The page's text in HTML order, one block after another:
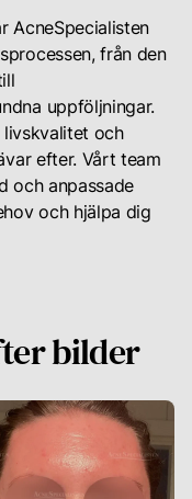
AcneSpecialisten
från den
uppföljningar.
och
efter. Vårt team
och anpassade
och hjälpa dig
bilder